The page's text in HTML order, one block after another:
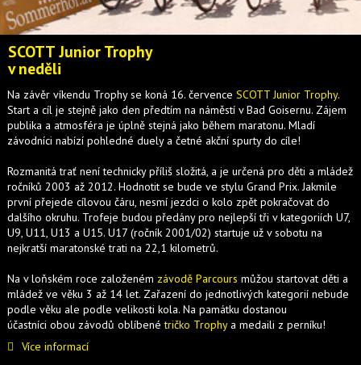
SCOTT Junior Trophy
v neděli
Na závěr víkendu Trophy se koná 16. července SCOTT Junior Trophy.
Start a cíl je stejně jako den předtím na náměstí v Bad Goisernu. Zájem
publika a atmosféra je úplně stejná jako během maratonu. Mladí
závodníci nabízí pohledné duely a četné akční spurty do cíle!
Rozmanitá trať není technicky příliš složitá, a je určená pro děti a mládež
ročníků 2003 až 2012. Hodnotit se bude ve stylu Grand Prix. Jakmile
první přejede cílovou čáru, nesmí jezdci o kolo zpět pokračovat do
dalšího okruhu. Trofeje budou předány pro nejlepší tři v kategoriích U7,
U9, U11, U13 a U15. U17 (ročník 2001/02) startuje už v sobotu na
nejkratší maratonské trati na 22,1 kilometrů.
Na v loňském roce založeném závodě Parcours můžou startovat děti a
mládež ve věku 3 až 14 let. Zařazení do jednotlivých kategorií nebude
podle věku ale podle velikosti kola. Na památku dostanou
účastníci obou závodů oblíbenétričko Trophya medaili z perníku!
Více informací